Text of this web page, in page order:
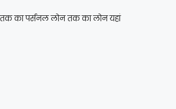
तक का पर्सनल लोन तक का लोन यहां